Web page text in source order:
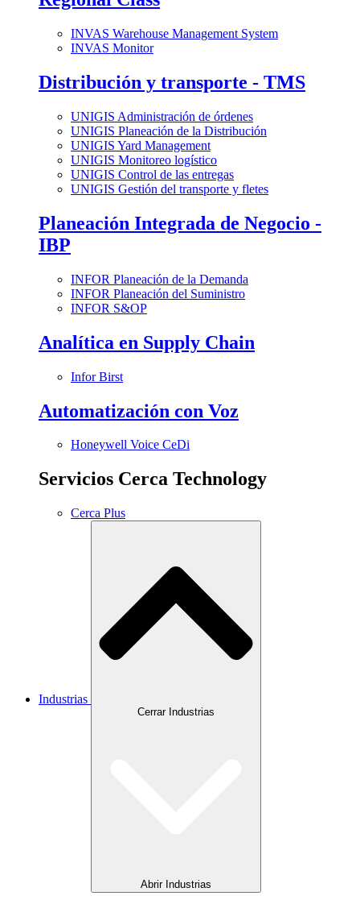
INVAS Warehouse Management System
INVAS Monitor
Distribución y transporte - TMS
UNIGIS Administración de órdenes
UNIGIS Planeación de la Distribución
UNIGIS Yard Management
UNIGIS Monitoreo logístico
UNIGIS Control de las entregas
UNIGIS Gestión del transporte y fletes
Planeación Integrada de Negocio -
IBP
INFOR Planeación de la Demanda
INFOR Planeación del Suministro
INFOR S&OP
Analítica en Supply Chain
Infor Birst
Automatización con Voz
Honeywell Voice CeDi
Servicios Cerca Technology
Cerca Plus
Industrias
Cerrar Industrias
Abrir Industrias